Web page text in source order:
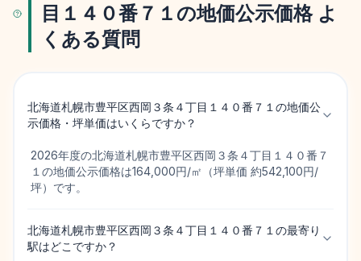
目１４０番７１の地価公示価格 よ
くある質問
北海道札幌市豊平区西岡３条４丁目１４０番７１の地価公
示価格・坪単価はいくらですか？
2026年度の北海道札幌市豊平区西岡３条４丁目１４０番７
１の地価公示価格は164,000円/㎡（坪単価 約542,100円/
坪）です。
北海道札幌市豊平区西岡３条４丁目１４０番７１の最寄り
駅はどこですか？